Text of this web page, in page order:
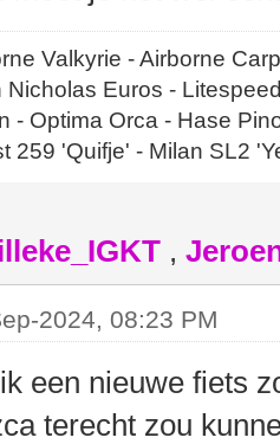
Valkyrie - Airborne
Nicholas Euros -
- Optima Orca - Hase
259 'Quifje' - Milan SL2
,
2024, 08:23 PM
een nieuwe fiets
terecht zou